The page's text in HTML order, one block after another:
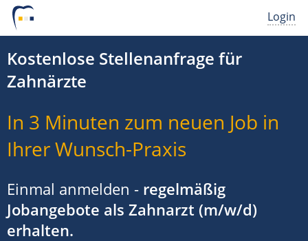
Login
Kostenlose Stellenanfrage für
Zahnärzte
In 3 Minuten zum neuen Job in
Ihrer Wunsch-Praxis
Einmal anmelden - regelmäßig
Jobangebote als Zahnarzt (m/w/d)
erhalten.